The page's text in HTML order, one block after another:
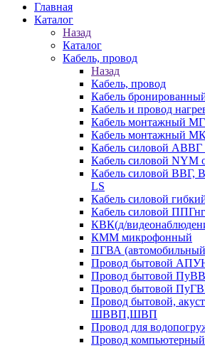
Главная
Каталог
Назад
Каталог
Кабель, провод
Назад
Кабель, провод
Кабель
Кабель и провод
Кабель монтажный
Кабель монтажный
Кабель силовой
Кабель силовой NYM
Кабель силовой
LS
Кабель силовой
Кабель силовой ППГнг
КВК(д/
КММ микрофонный
ПГВА
Провод бытовой
Провод бытовой ПуВВ
Провод бытовой
Провод бытовой,
ШВВП,ШВП
Провод для
Провод компьютерный